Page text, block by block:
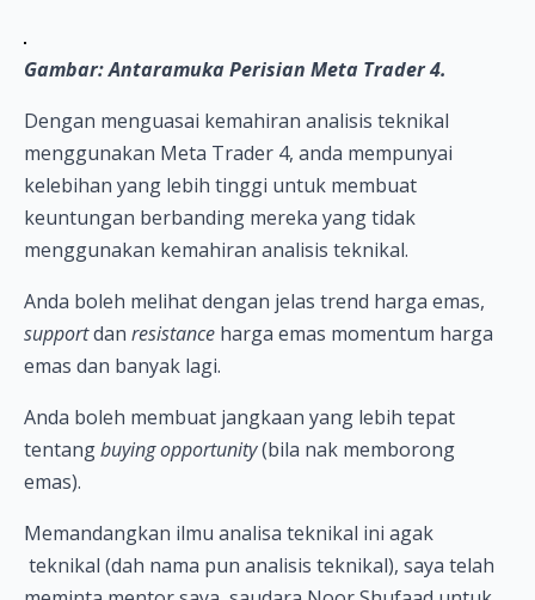
Gambar: Antaramuka Perisian Meta Trader 4.
Dengan menguasai kemahiran analisis teknikal
menggunakan Meta Trader 4, anda mempunyai
kelebihan yang lebih tinggi untuk membuat
keuntungan berbanding mereka yang tidak
menggunakan kemahiran analisis teknikal.
Anda boleh melihat dengan jelas trend harga emas,
supportdan resistance harga emas momentum harga
emas dan banyak lagi.
Anda boleh membuat jangkaan yang lebih tepat
tentangbuying opportunity(bila nak memborong
emas).
Memandangkan ilmu analisa teknikal ini agak
teknikal (dah nama pun analisis teknikal), saya telah